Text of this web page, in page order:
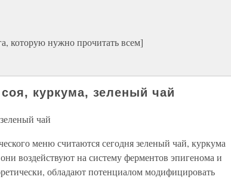
которую нужно прочитать всем]
куркума, зеленый чай
чай
меню считаются сегодня зеленый чай, куркума
воздействуют на систему ферментов эпигенома и
обладают потенциалом модифицировать